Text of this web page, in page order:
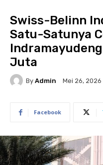
Swiss-Belinn
Satu-Satunya
Juta
By Admin Mei 26, 2026
Facebook